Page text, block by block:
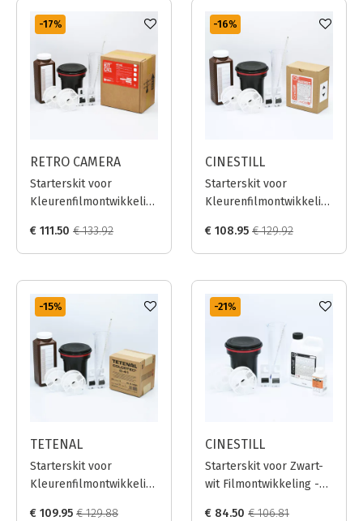
-17%
RETRO CAMERA
Starterskit voor
Kleurenfilmontwikkeling
€ 111.50 € 133.92
-16%
CINESTILL
Starterskit voor
Kleurenfilmontwikkeling
€ 108.95 € 129.92
-15%
TETENAL
Starterskit voor
Kleurenfilmontwikkeling
€ 109.95 € 129.88
-21%
CINESTILL
Starterskit voor Zwart-
wit Filmontwikkeling -
€ 84.50 € 106.81